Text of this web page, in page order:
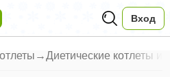
Вход
→Диетические котлеты